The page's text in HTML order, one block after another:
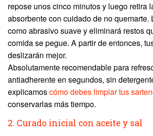
repose unos cinco minutos y luego retira
absorbente con cuidado de no quemarte.
como abrasivo suave y eliminará restos
comida se pegue. A partir de entonces,
deslizarán mejor.
Absolutamente recomendable para
antiadherente en segundos, sin
explicamoscómo debes limpiar tus
conservarlas más tiempo.
2. Curado inicial con aceite y sal